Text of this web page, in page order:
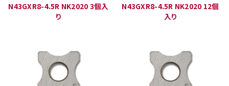
N43GXR8-4.5R NK2020 3個入
り
N43GXR8-4.5R NK2020 12個
入り